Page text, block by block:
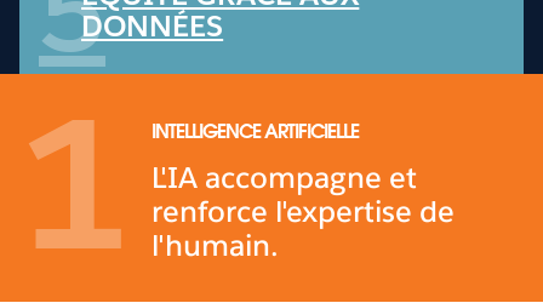
DONNÉES
1 INTELLIGENCE ARTIFICIELLE
L'IA accompagne et
renforce l'expertise de
l'humain.